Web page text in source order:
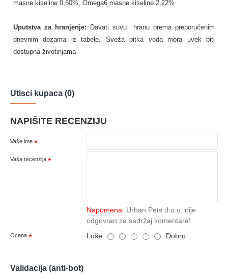
masne kiseline 0,50%, Omega6 masne kiseline 2,22%
Uputstva za hranjenje: Davati suvu hranu prema preporučenim
dnevnim dozama iz tabele. Sveža pitka voda mora uvek biti
dostupna životinjama
Utisci kupaca (0)
NAPIŠITE RECENZIJU
Vaše ime
Vaša recenzija
Napomena: Urban Pets d.o.o. nije
odgovran za sadržaj komentara!
Ocena Loše Dobro
Validacija (anti-bot)